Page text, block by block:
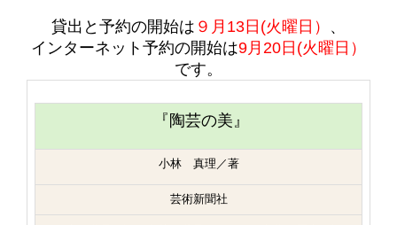
貸出と予約の開始は ９月13日(火曜日） 、
インターネット予約の開始は9月20日(火曜日）
です。
『 陶芸の美』
小林 真理／著
芸術新聞社